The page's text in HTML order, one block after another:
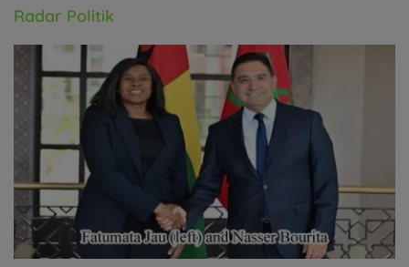
Radar Politik